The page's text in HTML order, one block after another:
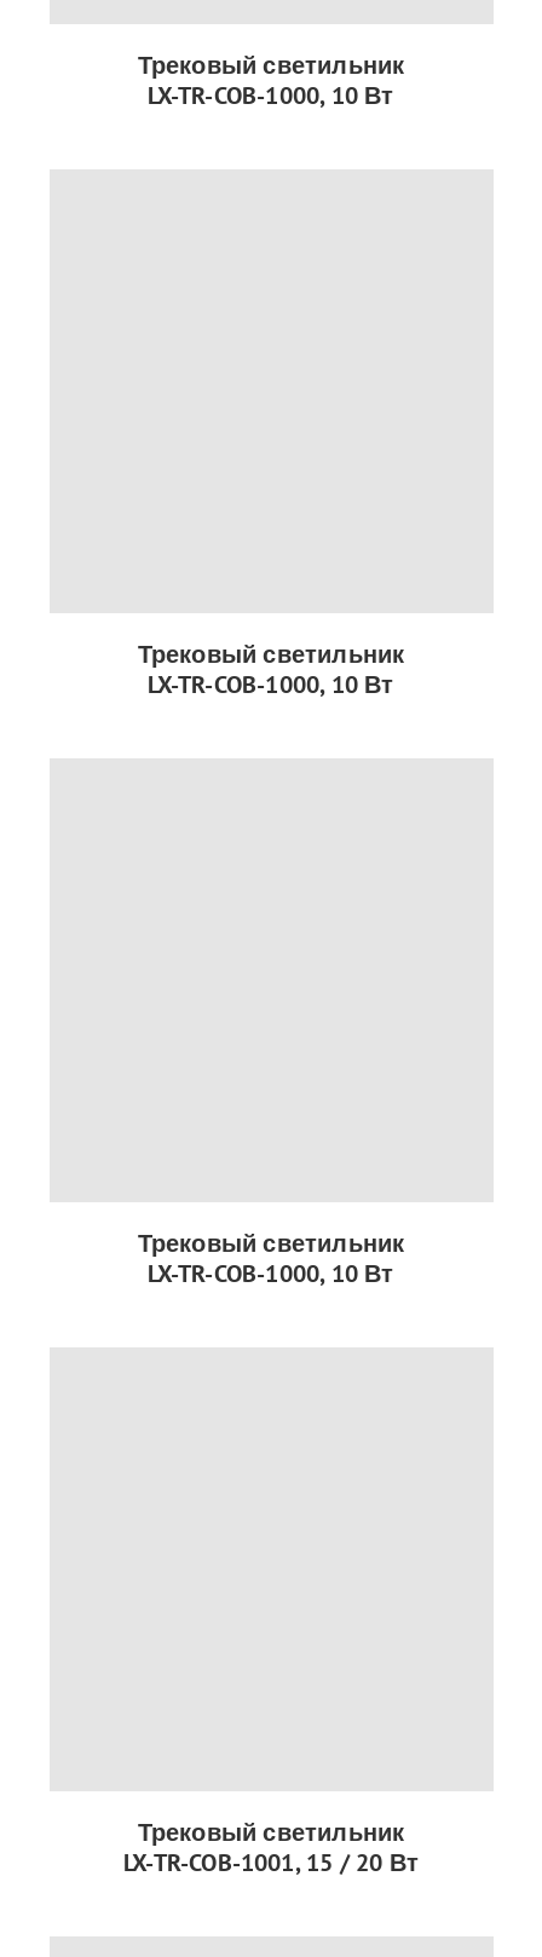
Трековый светильник
LX-TR-COB-1000, 10 Вт
Трековый светильник
LX-TR-COB-1000, 10 Вт
Трековый светильник
LX-TR-COB-1000, 10 Вт
Трековый светильник
LX-TR-COB-1001, 15 / 20 Вт